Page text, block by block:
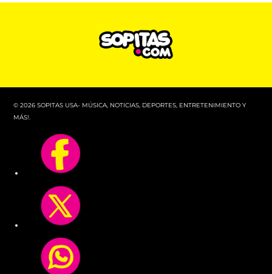
© 2026 SOPITAS USA- MÚSICA, NOTICIAS, DEPORTES, ENTRETENIMIENTO Y
MÁS!.